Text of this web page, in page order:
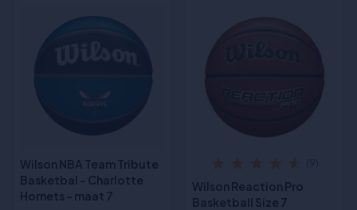
Wilson NBA Team Tribute
Basketbal - Charlotte
Hornets - maat 7
Wilson Reaction Pro
Basketball Size 7